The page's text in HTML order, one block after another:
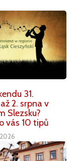
31.
2. srpna v
Slezsku?
vás 10 tipů